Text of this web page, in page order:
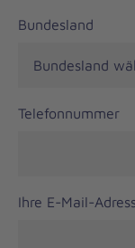
Bundesland
Telefonnummer
Ihre E-Mail-